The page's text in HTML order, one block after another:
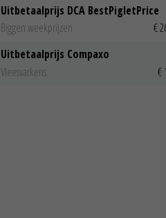
Uitbetaalprijs DCA BestPigletPrice
Biggen weekprijzen
€
Uitbetaalprijs Compaxo
Vleesvarkens
€